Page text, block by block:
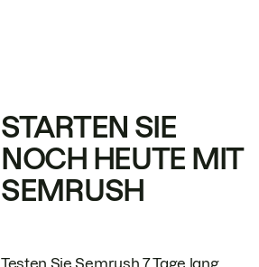
STARTEN SIE
NOCH HEUTE MIT
SEMRUSH
Testen Sie Semrush 7 Tage lang